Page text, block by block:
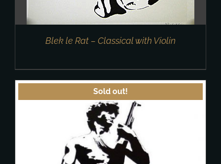
Blek le Rat – Classical with Violin
Sold out!